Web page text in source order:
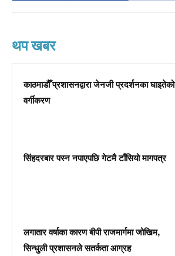
थप खबर
काठमाडौँ प्रशासनद्वारा जेनजी प्रदर्शनका घाइतेको
वर्गीकरण
सिंहदरबार पस्न नपाएपछि गेटमै टाँसियो मागपत्र
लगातार वर्षाका कारण बीपी राजमार्गमा जोखिम,
सिन्धुली प्रशासनले सतर्कता आग्रह